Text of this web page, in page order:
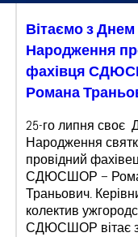
Вітаємо з Днем
Народження
фахівця
Романа
25-го липня своє
Народження
провідний
СДЮСШОР –
Траньович.
колектив
СДЮСШОР вітає